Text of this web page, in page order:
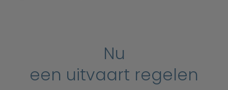
Nu
een uitvaart regelen